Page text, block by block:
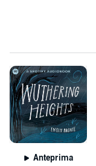
Anteprima